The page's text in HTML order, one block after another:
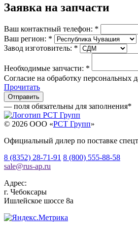
Заявка на запчасти
Ваш контактный телефон: *
Ваш регион: *
Завод изготовитель: *
Необходимые запчасти: *
Согласие на обработку персональных
Прочитать
— поля обязательны для заполнения*
© 2026 OOO «РСТ Групп»
Официальный дилер по поставке
8 (8352) 28-71-91 8 (800) 555-88-58
sale@rus-ap.ru
Адрес:
г. Чебоксары
Ишлейское шоссе 8а